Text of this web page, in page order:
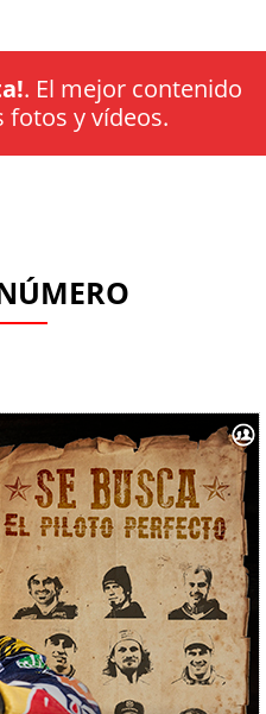
. El mejor contenido
fotos y vídeos.